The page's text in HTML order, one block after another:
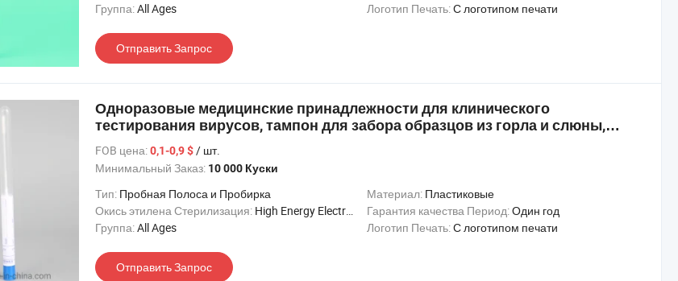
Группа:All Ages Логотип Печать:С логотипом печати
Отправить Запрос
Одноразовые медицинские принадлежности для клинического
тестирования вирусов, тампон для забора образцов из горла и слюны,
флокированный тампон для сбора образцов ДНК/РНК
FOB цена:0,1-0,9 $/ шт.
Минимальный Заказ: 10 000 Куски
Тип: Пробная Полоса и Пробирка Материал: Пластиковые
Окись этилена Стерилизация: High Energy Electron Beam Irradiation Гарантия качества Период:Один год
Группа:All Ages Логотип Печать:С логотипом печати
Отправить Запрос